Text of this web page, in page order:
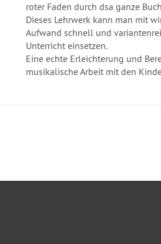
roter Faden durch dsa ganze
Dieses Lehrwerk kann man mit
Aufwand schnell und
Unterricht einsetzen.
Eine echte Erleichterung und
musikalische Arbeit mit den